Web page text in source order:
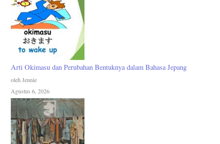
Arti Okimasu dan Perubahan Bentuknya dalam Bahasa Jepang
oleh Jennie
Agustus 6, 2026